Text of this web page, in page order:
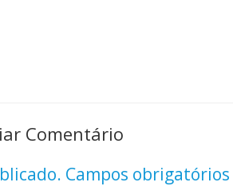
Comentário
Campos